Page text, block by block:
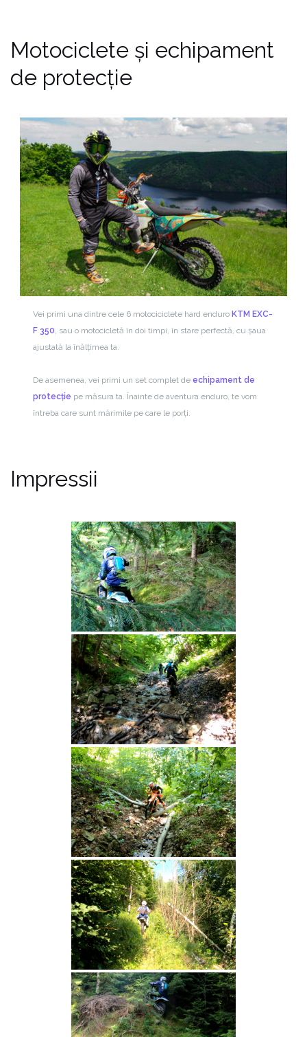
Motociclete și echipament
de protecție
Vei primi una dintre cele 6 motociciclete hard enduro KTM EXC-
F 350, sau o motocicletă în doi timpi, în stare perfectă, cu șaua
ajustată la înălțimea ta.
De asemenea, vei primi un set complet deechipament de
protecție pe măsura ta. Înainte de aventura enduro, te vom
întreba care sunt mărimile pe care le porți.
Impressii